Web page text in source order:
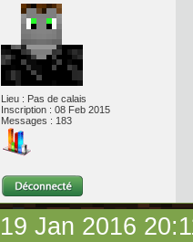
Lieu : Pas de calais
Inscription : 08 Feb 2015
Messages : 183
19 Jan 2016